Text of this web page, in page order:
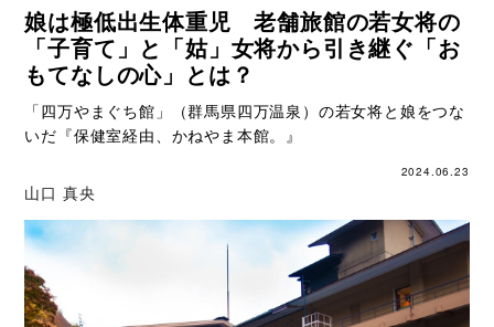
娘は極低出生体重児 老舗旅館の若女将の
「子育て」と「姑」女将から引き継ぐ「お
もてなしの心」とは？
「四万やまぐち館」（群馬県四万温泉）の若女将と娘をつな
いだ『保健室経由、かねやま本館。』
2024.06.23
山口 真央